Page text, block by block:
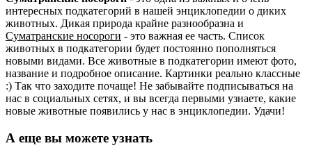
интересных подкатегорий в нашей энциклопедии о диких
животных. Дикая природа крайне разнообразна и
Суматранские носороги - это важная ее часть. Список
животных в подкатегории будет постоянно пополняться
новыми видами. Все животные в подкатегории имеют фото,
название и подробное описание. Картинки реально классные
:) Так что заходите почаще! Не забывайте подписываться на
нас в социальных сетях, и вы всегда первыми узнаете, какие
новые животные появились у нас в энциклопедии. Удачи!
А еще вы можете узнать